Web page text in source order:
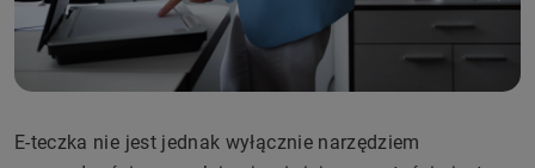
E-teczka nie jest jednak wyłącznie narzędziem